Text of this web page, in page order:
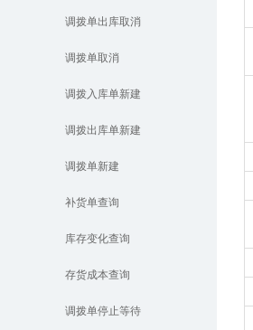
调拨单出库取消
调拨单取消
调拨入库单新建
调拨出库单新建
调拨单新建
补货单查询
库存变化查询
存货成本查询
调拨单停止等待